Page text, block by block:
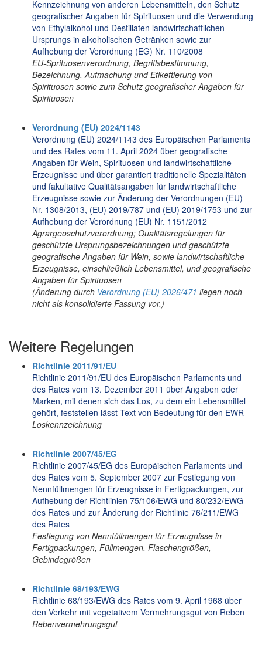
Kennzeichnung von anderen Lebensmitteln, den Schutz
geografischer Angaben für Spirituosen und die Verwendung
von Ethylalkohol und Destillaten landwirtschaftlichen
Ursprungs in alkoholischen Getränken sowie zur
Aufhebung der Verordnung (EG) Nr. 110/2008
EU-Sprituosenverordnung, Begriffsbestimmung,
Bezeichnung, Aufmachung und Etikettierung von
Spirituosen sowie zum Schutz geografischer Angaben für
Spirituosen
Verordnung (EU) 2024/1143
Verordnung (EU) 2024/1143 des Europäischen Parlaments
und des Rates vom 11. April 2024 über geografische
Angaben für Wein, Spirituosen und landwirtschaftliche
Erzeugnisse und über garantiert traditionelle Spezialitäten
und fakultative Qualitätsangaben für landwirtschaftliche
Erzeugnisse sowie zur Änderung der Verordnungen (EU)
Nr. 1308/2013, (EU) 2019/787 und (EU) 2019/1753 und zur
Aufhebung der Verordnung (EU) Nr. 1151/2012
Agrargeoschutzverordnung; Qualitätsregelungen für
geschützte Ursprungsbezeichnungen und geschützte
geografische Angaben für Wein, sowie landwirtschaftliche
Erzeugnisse, einschließlich Lebensmittel, und geografische
Angaben für Spirituosen
(Änderung durch Verordnung (EU) 2026/471 liegen noch
nicht als konsolidierte Fassung vor.)
Weitere Regelungen
Richtlinie 2011/91/EU
Richtlinie 2011/91/EU des Europäischen Parlaments und
des Rates vom 13. Dezember 2011 über Angaben oder
Marken, mit denen sich das Los, zu dem ein Lebensmittel
gehört, feststellen lässt Text von Bedeutung für den EWR
Loskennzeichnung
Richtlinie 2007/45/EG
Richtlinie 2007/45/EG des Europäischen Parlaments und
des Rates vom 5. September 2007 zur Festlegung von
Nennfüllmengen für Erzeugnisse in Fertigpackungen, zur
Aufhebung der Richtlinien 75/106/EWG und 80/232/EWG
des Rates und zur Änderung der Richtlinie 76/211/EWG
des Rates
Festlegung von Nennfüllmengen für Erzeugnisse in
Fertigpackungen, Füllmengen, Flaschengrößen,
Gebindegrößen
Richtlinie 68/193/EWG
Richtlinie 68/193/EWG des Rates vom 9. April 1968 über
den Verkehr mit vegetativem Vermehrungsgut von Reben
Rebenvermehrungsgut